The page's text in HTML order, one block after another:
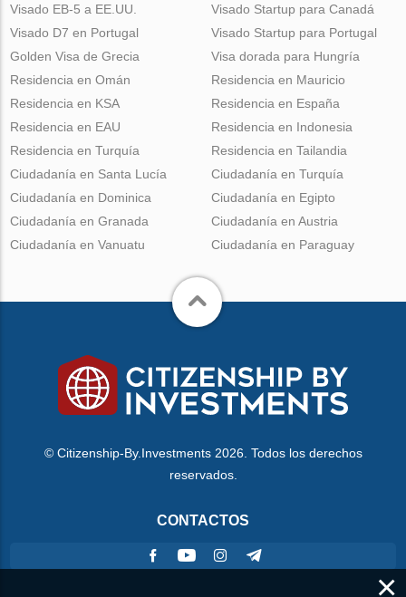
Visado EB-5 a EE.UU.
Visado D7 en Portugal
Golden Visa de Grecia
Visado Startup para Canadá
Visado Startup para Portugal
Visa dorada para Hungría
Residencia en Omán
Residencia en KSA
Residencia en EAU
Residencia en Turquía
Residencia en Mauricio
Residencia en España
Residencia en Indonesia
Residencia en Tailandia
Ciudadanía en Santa Lucía
Ciudadanía en Dominica
Ciudadanía en Granada
Ciudadanía en Vanuatu
Ciudadanía en Turquía
Ciudadanía en Egipto
Ciudadanía en Austria
Ciudadanía en Paraguay
© Citizenship-By.Investments 2026. Todos los derechos
reservados.
CONTACTOS
×